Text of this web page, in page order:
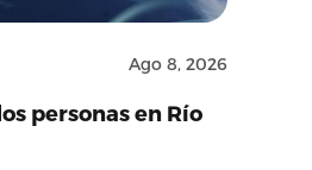
Ago 8, 2026
personas en Río